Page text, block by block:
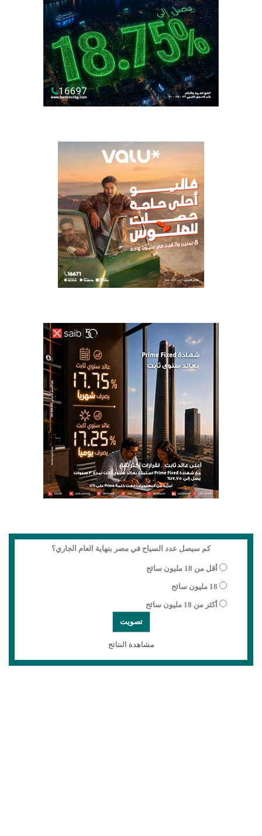
كم سيصل عدد السياح في مصر بنهاية العام الجاري؟
أقل من 18 مليون سائح
18 مليون سائح
أكثر من 18 مليون سائح
مشاهدة النتائج